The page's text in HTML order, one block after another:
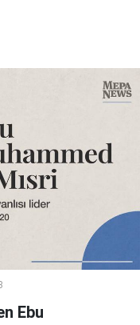
Ebu